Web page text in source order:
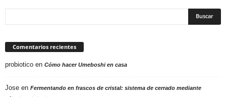
Comentarios recientes
probiotico en Cómo hacer Umeboshi en casa
Jose en Fermentando en frascos de cristal: sistema de cerrado mediante